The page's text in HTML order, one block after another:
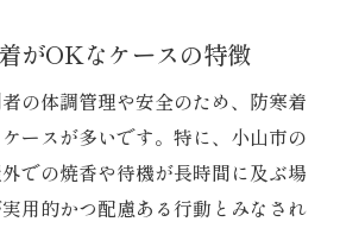
がOKなケースの特徴
の体調管理や安全のため、防寒着
ースが多いです。特に、小山市の
での焼香や待機が長時間に及ぶ場
用的かつ配慮ある行動とみなされ